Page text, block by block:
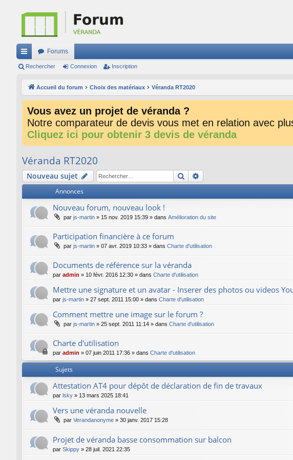
ac
Forums
Rechercher Connexion Inscription
Accueil du forum Choix des matériaux Véranda RT2020
Vous avez un projet de véranda ?
Notre comparateur de devis vous met en relation avec
Cliquez ici pour obtenir 3 devis de véranda
Véranda RT2020
Nouveau sujet Rechercher
Annonces
Nouveau forum, nouveau look !
par js-martin » 15 nov. 2019 15:39 » dans Amélioration du site
Participation financière à ce forum
par js-martin » 07 avr. 2019 10:33 » dans Charte d'utilisation
Documents de référence sur la véranda
par admin » 10 févr. 2016 12:30 » dans Charte d'utilisation
Mettre une signature et un avatar - Inserer des photos ou videos
par js-martin » 27 sept. 2011 15:00 » dans Charte d'utilisation
Comment mettre une image sur le forum ?
par js-martin » 25 sept. 2011 11:14 » dans Charte d'utilisation
Charte d'utilisation
par admin » 07 juin 2011 17:36 » dans Charte d'utilisation
Sujets
Attestation AT4 pour dépôt de déclaration de fin de travaux
par lsky » 13 mars 2025 18:41
Vers une véranda nouvelle
par Verandanonyme » 30 janv. 2017 15:28
Projet de véranda basse consommation sur balcon
par Skippy » 28 juil. 2021 22:35